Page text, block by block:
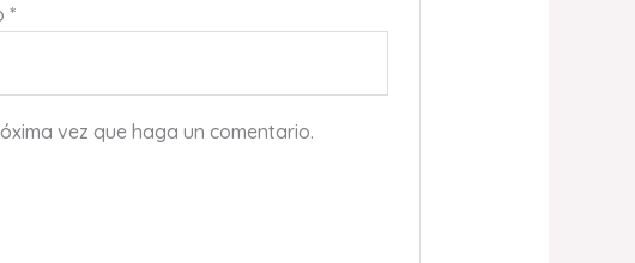
*
vez que haga un comentario.